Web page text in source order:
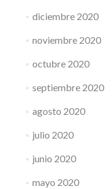
diciembre 2020
noviembre 2020
octubre 2020
septiembre 2020
agosto 2020
julio 2020
junio 2020
mayo 2020